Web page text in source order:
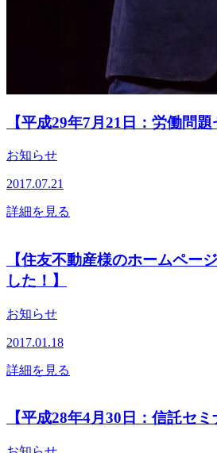
【平成29年7月21日：労働問題
お知らせ
2017.07.21
詳細を見る
【住友不動産様のホームペー
した！】
お知らせ
2017.01.18
詳細を見る
【平成28年4月30日：信託セミ